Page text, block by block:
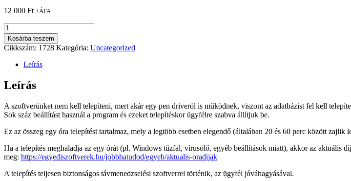
12 000 Ft +ÁFA
Program
telepítés
mennyiség
Kosárba teszem
Cikkszám: 1728 Kategória: Uncategorized
Leírás
Leírás
A szoftverünket nem kell telepíteni, mert akár egy pen driveról is működnek, viszont az adatbázist fel kell
Sok száz beállítást használ a program és ezeket telepítéskor ügyfélre szabva állítjuk be.
Ez az összeg egy óra telepítést tartalmaz, mely a legtöbb esetben elegendő (általában 20 és 60 perc között zajlik
Ha a telepítés meghaladja az egy órát (pl. Windows tűzfal, vírusölő, egyéb beállítások miatt), akkor az aktuális
meg: https://egyediszoftverek.hu/jobbhatudod/egyeb/aktualis-oradijak
A telepítés teljesen biztonságos távmenedzselési szoftverrel történik, az ügyfél jóváhagyásával.